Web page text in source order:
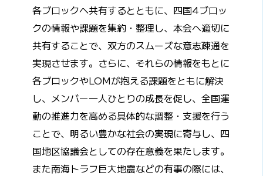
各ブロックへ共有するとともに、四国4ブロッ
クの情報や課題を集約・整理し、本会へ適切に
共有することで、双方のスムーズな意志疎通を
実現させます。さらに、それらの情報をもとに
各ブロックやLOMが抱える課題をともに解決
し、メンバー一人ひとりの成長を促し、全国運
動の推進力を高める具体的な調整・支援を行う
ことで、明るい豊かな社会の実現に寄与し、四
国地区協議会としての存在意義を果たします。
また南海トラフ巨大地震などの有事の際には、